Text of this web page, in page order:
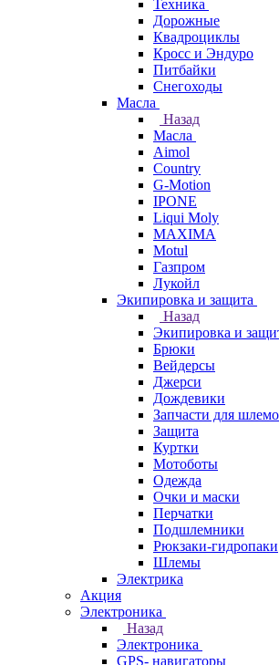
Техника
Дорожные
Квадроциклы
Кросс и Эндуро
Питбайки
Снегоходы
Масла
Назад
Масла
Aimol
Country
G-Motion
IPONE
Liqui Moly
MAXIMA
Motul
Газпром
Лукойл
Экипировка и защита
Назад
Экипировка и
Брюки
Вейдерсы
Джерси
Дождевики
Запчасти для
Защита
Куртки
Мотоботы
Одежда
Очки и маски
Перчатки
Подшлемники
Рюкзаки-гидропаки
Шлемы
Электрика
Акция
Электроника
Назад
Электроника
GPS- навигаторы